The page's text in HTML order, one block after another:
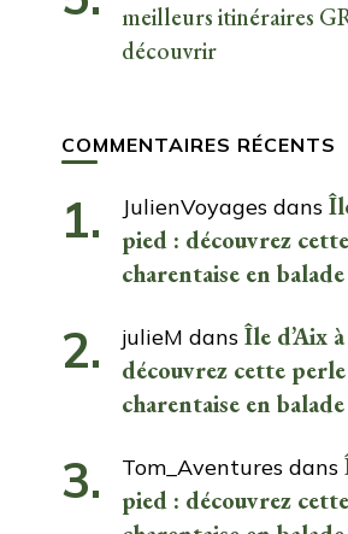
meilleurs itinéraires
découvrir
COMMENTAIRES RÉCENTS
JulienVoyagesdans
pied : découvrez
charentaise en balade
julieM dans Île d’Aix
découvrez cette perle
charentaise en balade
Tom_Aventuresdans
pied : découvrez